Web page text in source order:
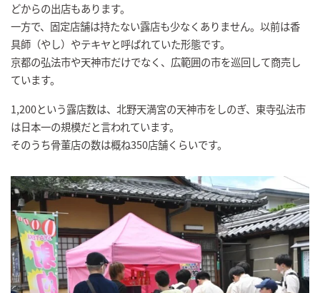
どからの出店もあります。
一方で、固定店舗は持たない露店も少なくありません。以前は香
具師（やし）やテキヤと呼ばれていた形態です。
京都の弘法市や天神市だけでなく、広範囲の市を巡回して商売し
ています。
1,200という露店数は、北野天満宮の天神市をしのぎ、東寺弘法市
は日本一の規模だと言われています。
そのうち骨董店の数は概ね350店舗くらいです。